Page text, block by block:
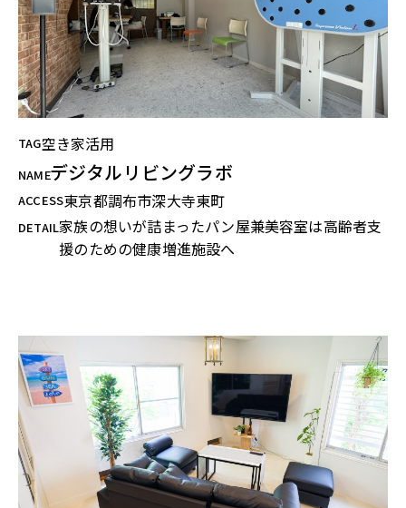
TAG空き家活用
NAMEデジタルリビングラボ
ACCESS東京都調布市深大寺東町
DETAIL家族の想いが詰まったパン屋兼美容室は高齢者支
援のための健康増進施設へ